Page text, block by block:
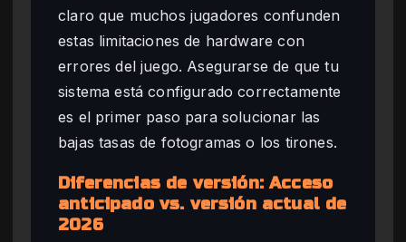
claro que muchos jugadores confunden
estas limitaciones de hardware con
errores del juego. Asegurarse de que tu
sistema está configurado correctamente
es el primer paso para solucionar las
bajas tasas de fotogramas o los tirones.
Diferencias de versión: Acceso
anticipado vs. versión actual de
2026